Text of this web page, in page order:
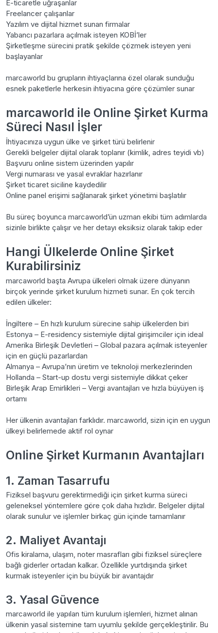
E-ticaretle uğraşanlar
Freelancer çalışanlar
Yazılım ve dijital hizmet sunan firmalar
Yabancı pazarlara açılmak isteyen KOBİ’ler
Şirketleşme sürecini pratik şekilde çözmek isteyen yeni
başlayanlar
marcaworld bu grupların ihtiyaçlarına özel olarak sunduğu
esnek paketlerle herkesin ihtiyacına göre çözümler sunar
marcaworld ile Online Şirket Kurma
Süreci Nasıl İşler
İhtiyacınıza uygun ülke ve şirket türü belirlenir
Gerekli belgeler dijital olarak toplanır (kimlik, adres teyidi vb)
Başvuru online sistem üzerinden yapılır
Vergi numarası ve yasal evraklar hazırlanır
Şirket ticaret siciline kaydedilir
Online panel erişimi sağlanarak şirket yönetimi başlatılır
Bu süreç boyunca marcaworld’ün uzman ekibi tüm adımlarda
sizinle birlikte çalışır ve her detayı eksiksiz olarak takip eder
Hangi Ülkelerde Online Şirket
Kurabilirsiniz
marcaworld başta Avrupa ülkeleri olmak üzere dünyanın
birçok yerinde şirket kurulum hizmeti sunar. En çok tercih
edilen ülkeler:
İngiltere – En hızlı kurulum sürecine sahip ülkelerden biri
Estonya – E-residency sistemiyle dijital girişimciler için ideal
Amerika Birleşik Devletleri – Global pazara açılmak isteyenler
için en güçlü pazarlardan
Almanya – Avrupa’nın üretim ve teknoloji merkezlerinden
Hollanda – Start-up dostu vergi sistemiyle dikkat çeker
Birleşik Arap Emirlikleri – Vergi avantajları ve hızla büyüyen iş
ortamı
Her ülkenin avantajları farklıdır. marcaworld, sizin için en uygun
ülkeyi belirlemede aktif rol oynar
Online Şirket Kurmanın Avantajları
1. Zaman Tasarrufu
Fiziksel başvuru gerektirmediği için şirket kurma süreci
geleneksel yöntemlere göre çok daha hızlıdır. Belgeler dijital
olarak sunulur ve işlemler birkaç gün içinde tamamlanır
2. Maliyet Avantajı
Ofis kiralama, ulaşım, noter masrafları gibi fiziksel süreçlere
bağlı giderler ortadan kalkar. Özellikle yurtdışında şirket
kurmak isteyenler için bu büyük bir avantajdır
3. Yasal Güvence
marcaworld ile yapılan tüm kurulum işlemleri, hizmet alınan
ülkenin yasal sistemine tam uyumlu şekilde gerçekleştirilir. Bu